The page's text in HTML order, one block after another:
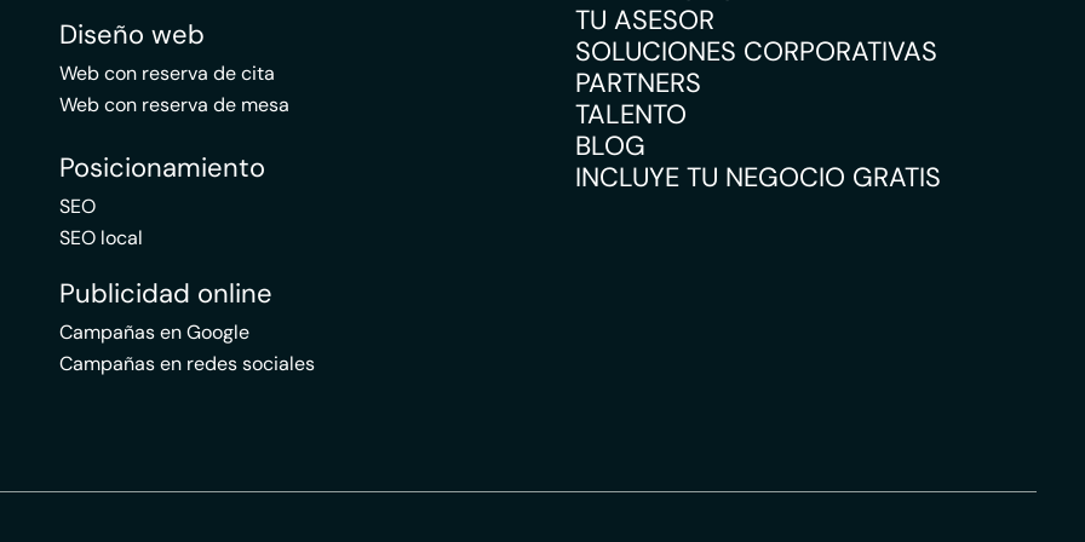
Diseño web
Web con reserva de cita
Web con reserva de mesa
Posicionamiento
SEO
SEO local
Publicidad online
Campañas en Google
Campañas en redes sociales
TU ASESOR
SOLUCIONES CORPORATIVAS
PARTNERS
TALENTO
BLOG
INCLUYE TU NEGOCIO GRATIS